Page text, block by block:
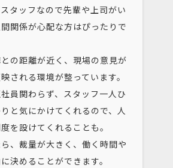
タッフなので先輩や上司がい
関係が心配な方はぴったりで
の距離が近く、現場の意見が
される環境が整っています。
員関わらず、スタッフ一人ひ
と気にかけてくれるので、人
を設けてくれることも。
、裁量が大きく、働く時間や
決めることができます。